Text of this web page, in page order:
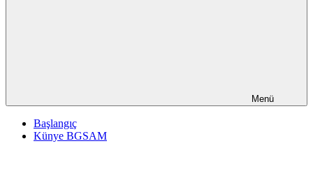
Menü
Başlangıç
Künye BGSAM